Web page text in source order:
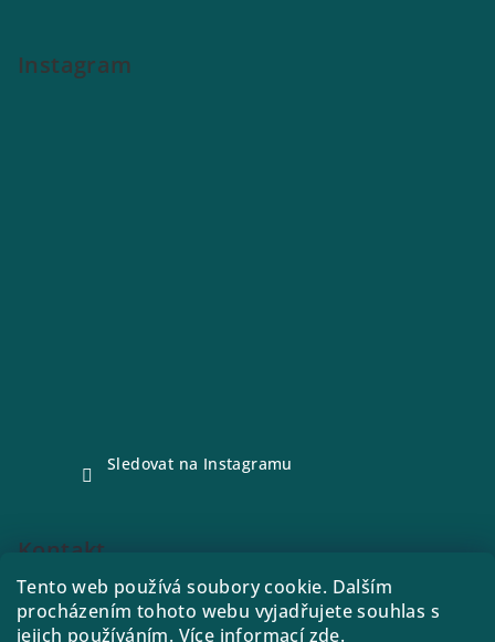
Tento web používá soubory cookie. Dalším
procházením tohoto webu vyjadřujete souhlas s
jejich používáním. Více informacízde.
Instagram
Sledovat na Instagramu
Kontakt
e-shop @ drink21.cz
773288221